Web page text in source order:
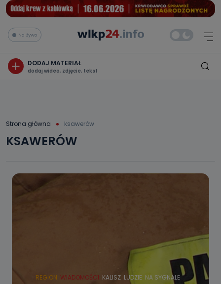
Na żywo
DODAJ MATERIAŁ
dodaj wideo, zdjęcie, tekst
Strona główna ksawerów
KSAWERÓW
REGION WIADOMOŚCI KALISZ LUDZIE NA SYGNALE